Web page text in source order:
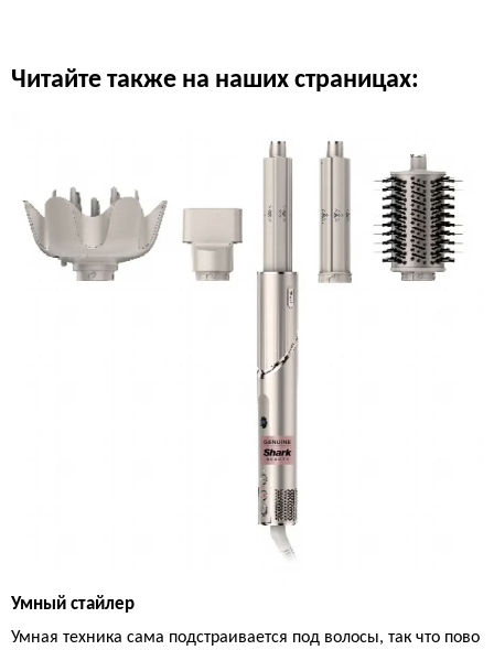
Читайте также на наших страницах:
Умный стайлер
Умная техника сама подстраивается под волосы, так что пово